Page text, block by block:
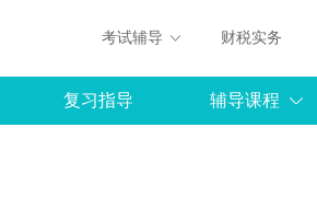
考试辅导 财税实务
复习指导 辅导课程